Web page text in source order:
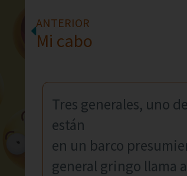
ANTERIOR
Mi cabo
Tres generales, uno
están
en un barco
general gringo llama